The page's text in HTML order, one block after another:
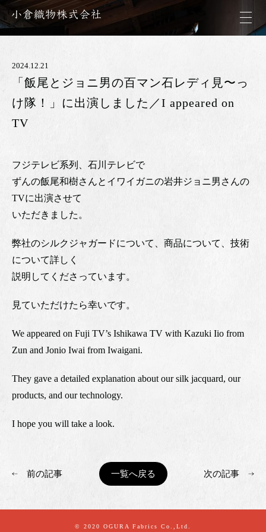
2024.12.21
「飯尾とジョニ男の百マン石レディ見〜っ
け隊！」に出演しました／I appeared on
TV
フジテレビ系列、石川テレビで
ずんの飯尾和樹さんとイワイガニの岩井ジョニ男さんの
TVに出演させて
いただきました。
弊社のシルクジャガードについて、商品について、技術
について詳しく
説明してくださっています。
見ていただけたら幸いです。
We appeared on Fuji TV’s Ishikawa TV with Kazuki Iio from
Zun and Jonio Iwai from Iwaigani.
They gave a detailed explanation about our silk jacquard, our
products, and our technology.
I hope you will take a look.
前の記事 一覧へ戻る 次の記事
© 2020 OGURA Fabrics Co.,Ltd.